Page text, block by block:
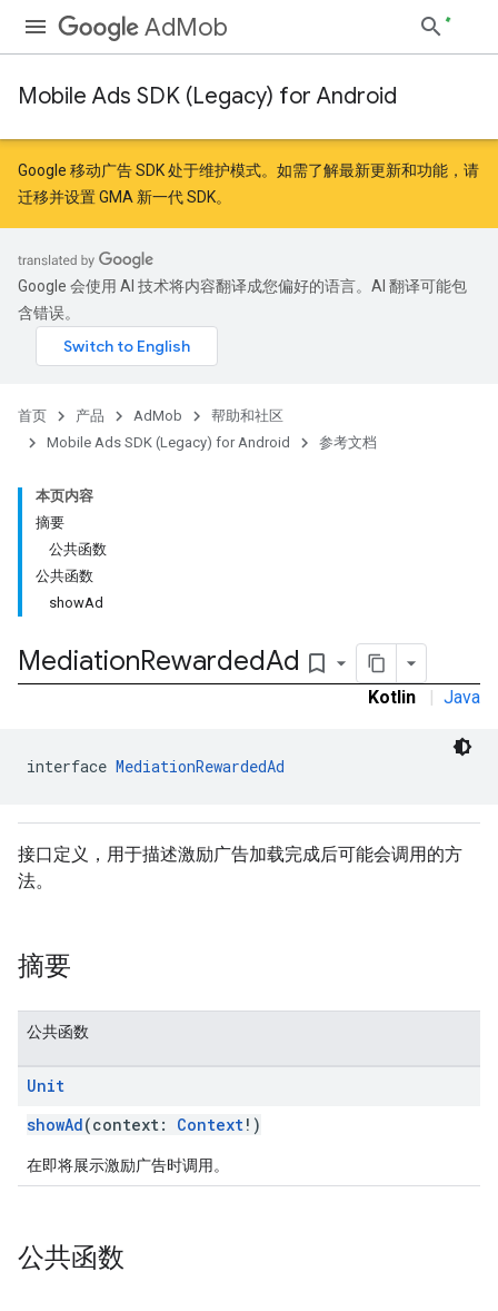
AdMob
Mobile Ads SDK (Legacy) for Android
Google 移动广告 SDK 处于维护模式。如需了解最新更新和功能，请
迁移并设置 GMA 新一代 SDK。
Google 会使用 AI 技术将内容翻译成您偏好的语言。AI 翻译可能包
含错误。
首页 产品 AdMob
帮助和社区
Mobile Ads SDK (Legacy) for Android
参考文档
本页内容
摘要
公共函数
公共函数
showAd
MediationRewardedAd bookmark_border
Kotlin | Java
interface MediationRewardedAd
接口定义，用于描述激励广告加载完成后可能会调用的方
法。
摘要
公共函数
Unit
showAd(context: Context!)
在即将展示激励广告时调用。
公共函数